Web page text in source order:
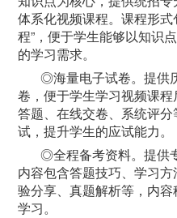
体系化视频课程。课程形式
程”，便于学生能够以知识
的学习需求。
◎海量电子试卷。提供
卷，便于学生学习视频课
答题、在线交卷、系统评
试，提升学生的应试能力。
◎全程备考资料。提供
内容包含答题技巧、学习
验分享、真题解析等，内
学习。